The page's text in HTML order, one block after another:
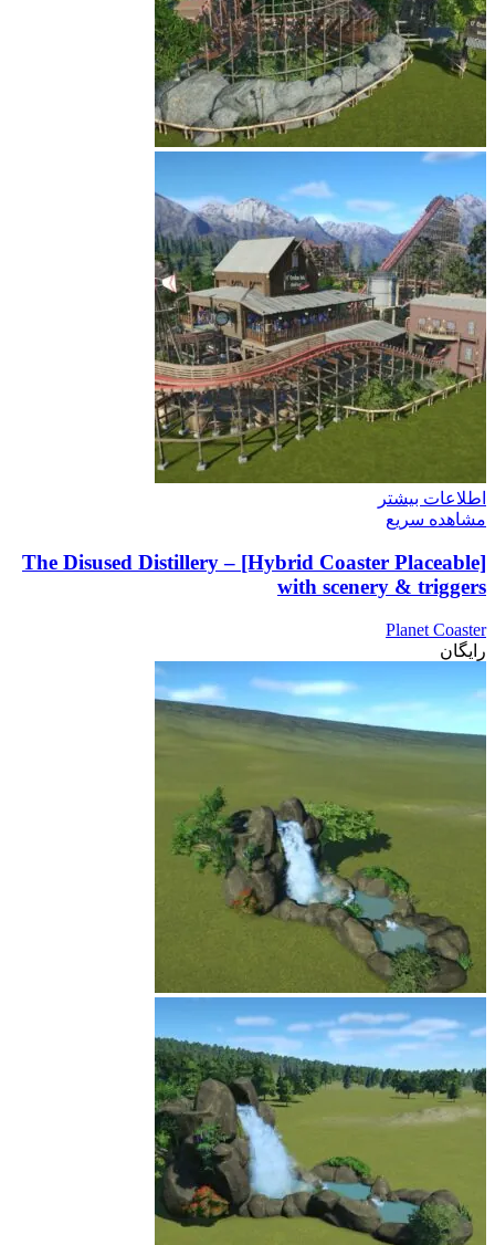
اطلاعات بیشتر
مشاهده سریع
The Disused Distillery – [Hybrid Coaster Placeable]
with scenery & triggers
Planet Coaster
رایگان